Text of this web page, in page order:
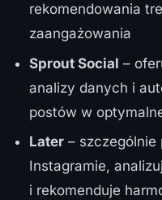
rekomendowania
zaangażowania
Sprout Social –
analizy danych i
postów w
Later –
Instagramie,
i rekomenduje